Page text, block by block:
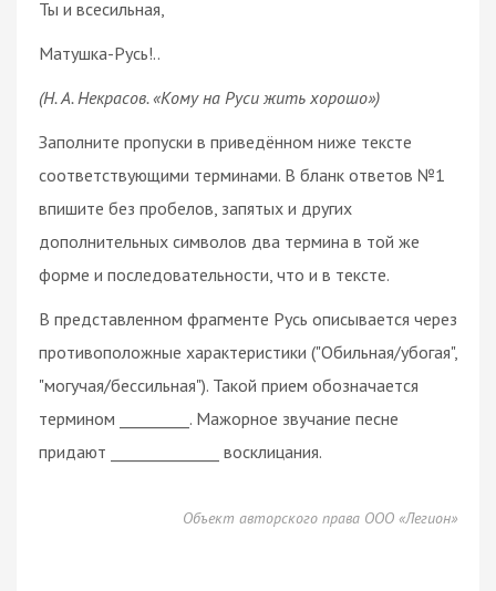
Ты и всесильная,
Матушка-Русь!..
(Н. А. Некрасов. «Кому на Руси жить хорошо»)
Заполните пропуски в приведённом ниже тексте
соответствующими терминами. В бланк ответов №1
впишите без пробелов, запятых и других
дополнительных символов два термина в той же
форме и последовательности, что и в тексте.
В представленном фрагменте Русь описывается через
противоположные характеристики ("Обильная/убогая",
"могучая/бессильная"). Такой прием обозначается
термином _________. Мажорное звучание песне
придают ______________ восклицания.
Объект авторского права ООО «Легион»